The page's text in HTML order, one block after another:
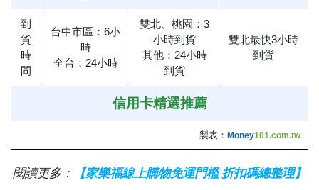
到
貨
時
間
台中市區：6小
時
全台：24小時
雙北、桃園：3
小時到貨
其他：24小時
到貨
雙北最快3小時
到貨
信用卡精選推薦
製表： Money101.com.tw
閱讀更多： 【家樂福線上購物免運門檻 折扣碼總整理】